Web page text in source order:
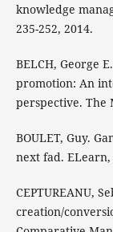
knowledge
235-252, 2014.
BELCH, George
promotion: An
perspective. The
BOULET, Guy.
next fad. ELearn,
CEPTUREANU,
creation/